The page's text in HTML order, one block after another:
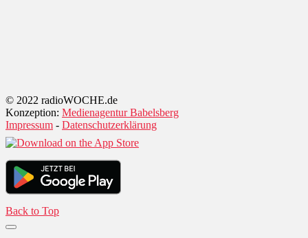
© 2022 radioWOCHE.de
Konzeption: Medienagentur Babelsberg
Impressum - Datenschutzerklärung
Back to Top